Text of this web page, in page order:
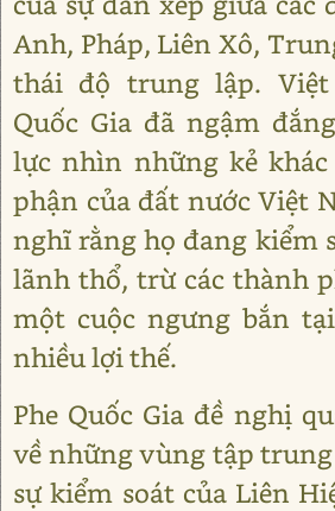
Anh, Pháp, Liên Xô,
thái độ trung lập.
Quốc Gia đã ngậm
lực nhìn những kẻ
phận của đất nước Việt
nghĩ rằng họ đang kiểm
lãnh thổ, trừ các thành
một cuộc ngưng bắn
nhiều lợi thế.
Phe Quốc Gia đề nghị
về những vùng tập
sự kiểm soát của Liên